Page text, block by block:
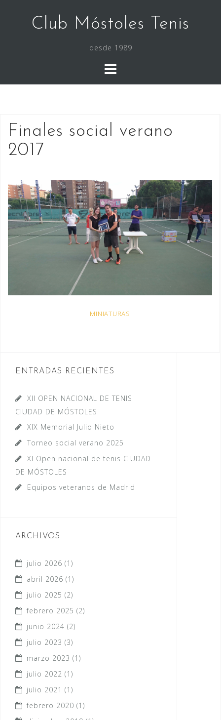
contenidoClub Móstoles Tenis
desde 1989
Finales social verano
2017
MINIATURAS
ENTRADAS RECIENTES
XII OPEN NACIONAL DE TENIS
CIUDAD DE MÓSTOLES
XIX Memorial Julio Nieto
Torneo social verano 2025
XI Open nacional de tenis CIUDAD
DE MÓSTOLES
Equipos veteranos de Madrid
ARCHIVOS
julio 2026 (1)
abril 2026 (1)
julio 2025 (2)
febrero 2025 (2)
junio 2024 (2)
julio 2023 (3)
marzo 2023 (1)
julio 2022 (1)
julio 2021 (1)
febrero 2020 (1)